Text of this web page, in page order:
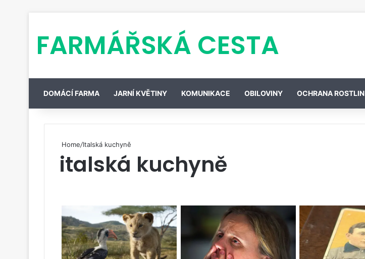
FARMÁŘSKÁ CESTA
DOMÁCÍ FARMA JARNÍ KVĚTINY KOMUNIKACE OBILOVINY OCHRANA ROSTLIN
Home/Italská kuchyně
italská kuchyně